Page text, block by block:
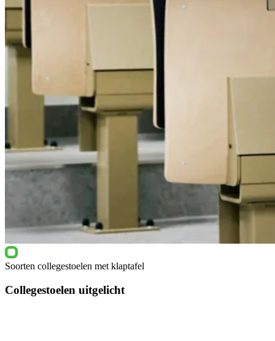
Soorten collegestoelen met klaptafel
Collegestoelen uitgelicht